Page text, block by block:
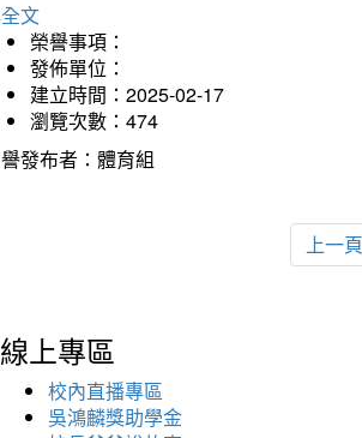
文
榮譽事項：
發佈單位：
建立時間：2025-02-17
瀏覽次數：474
發布者：體育組
上一頁
線上專區
校內直播專區
吳鴻麟獎助學金